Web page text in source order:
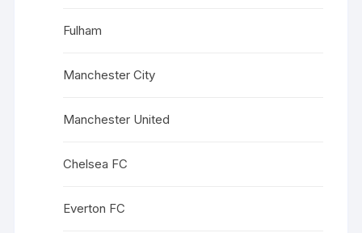
Fulham
Manchester City
Manchester United
Chelsea FC
Everton FC